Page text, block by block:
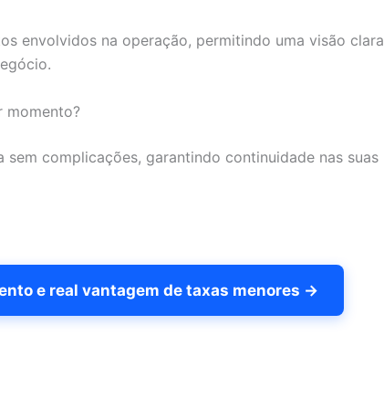
envolvidos na operação, permitindo uma visão clara
momento?
complicações, garantindo continuidade nas suas
e real vantagem de taxas menores →